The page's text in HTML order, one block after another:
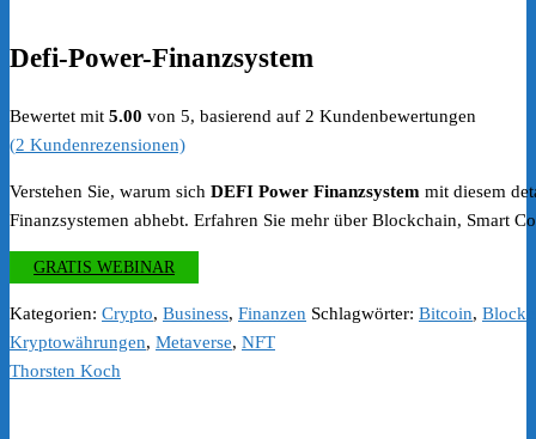
Defi-Power-Finanzsystem
Bewertet mit 5.00 von 5, basierend auf 2 Kundenbewertungen
(2 Kundenrezensionen)
Verstehen Sie, warum sich DEFI Power Finanzsystem mit diesem
Finanzsystemen abhebt. Erfahren Sie mehr über Blockchain, Smart
GRATIS WEBINAR
Kategorien: Crypto, Business, Finanzen Schlagwörter: Bitcoin,
Kryptowährungen, Metaverse, NFT
Thorsten Koch